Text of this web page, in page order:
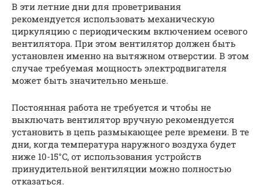
В эти летние дни для проветривания
рекомендуется использовать механическую
циркуляцию с периодическим включением осевого
вентилятора. При этом вентилятор должен быть
установлен именно на вытяжном отверстии. В этом
случае требуемая мощность электродвигателя
может быть значительно меньше.
Постоянная работа не требуется и чтобы не
выключать вентилятор вручную рекомендуется
установить в цепь размыкающее реле времени. В те
дни, когда температура наружного воздуха будет
ниже 10-15°C, от использования устройств
принудительной вентиляции можно полностью
отказаться.